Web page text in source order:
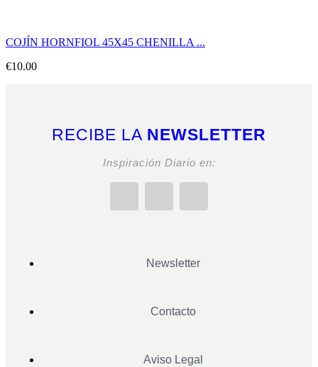
COJÍN HORNFIOL 45X45 CHENILLA ...
€10.00
RECIBE LA NEWSLETTER
Inspiración Diario en:
Newsletter
Contacto
Aviso Legal